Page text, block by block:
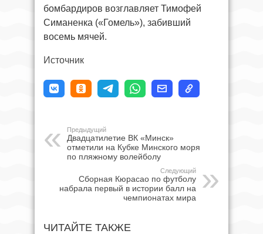
бомбардиров возглавляет Тимофей
Симаненка («Гомель»), забивший
восемь мячей.
Источник
Предыдущий
Двадцатилетие ВК «Минск»
отметили на Кубке Минского моря
по пляжному волейболу
Следующий
Сборная Кюрасао по футболу
набрала первый в истории балл на
чемпионатах мира
ЧИТАЙТЕ ТАКЖЕ